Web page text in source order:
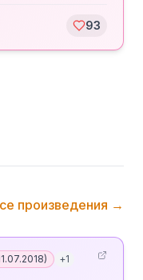
93
произведения →
) +1